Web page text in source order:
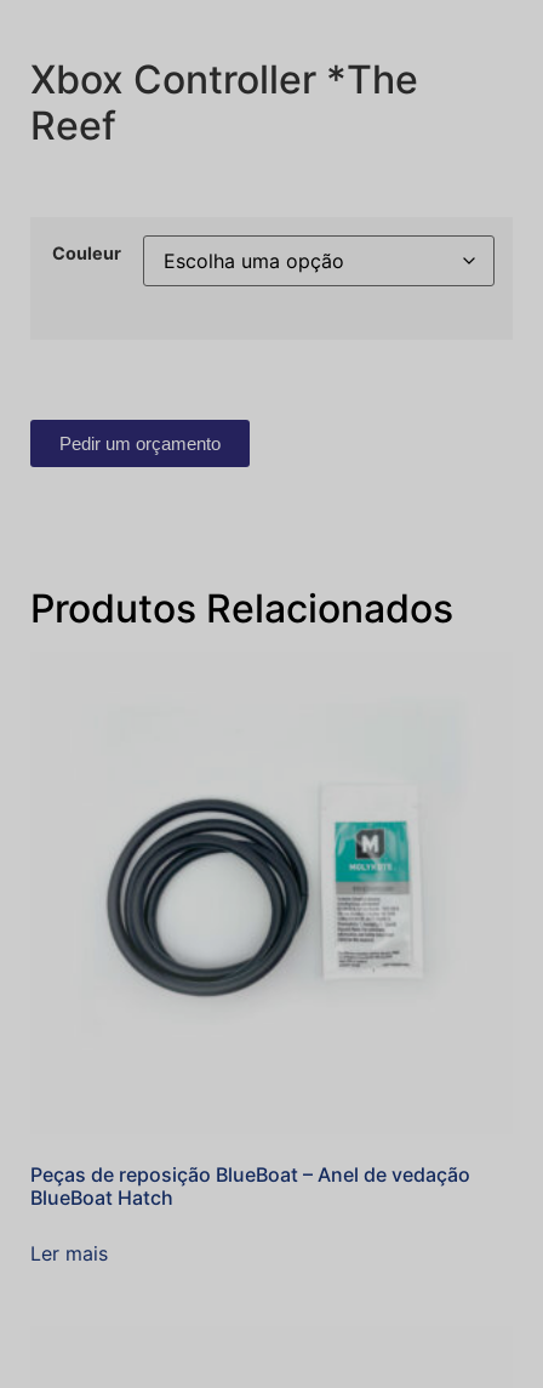
Xbox Controller *The
Reef
Couleur
Pedir um orçamento
Produtos Relacionados
Peças de reposição BlueBoat – Anel de vedação
BlueBoat Hatch
Ler mais